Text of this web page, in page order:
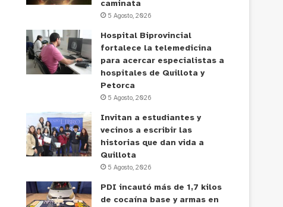
caminata
5 Agosto, 2026
Hospital Biprovincial
fortalece la telemedicina
para acercar especialistas a
hospitales de Quillota y
Petorca
5 Agosto, 2026
Invitan a estudiantes y
vecinos a escribir las
historias que dan vida a
Quillota
5 Agosto, 2026
PDI incautó más de 1,7 kilos
de cocaína base y armas en